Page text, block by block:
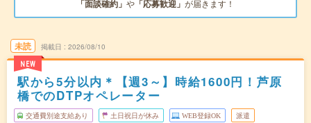
「面談確約」 や 「応募歓迎」 が届きます！
未読
NEW
掲載日 2026/08/10
駅から5分以内＊【週3～】時給1600円！芦原
橋でのDTPオペレーター
交通費別途支給あり 土日祝日が休み WEB登録OK 派遣